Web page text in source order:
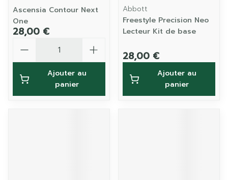
Ascensia Contour Next
One
28,00 €
Ajouter au
panier
Abbott
Freestyle Precision Neo
Lecteur Kit de base
28,00 €
Ajouter au
panier